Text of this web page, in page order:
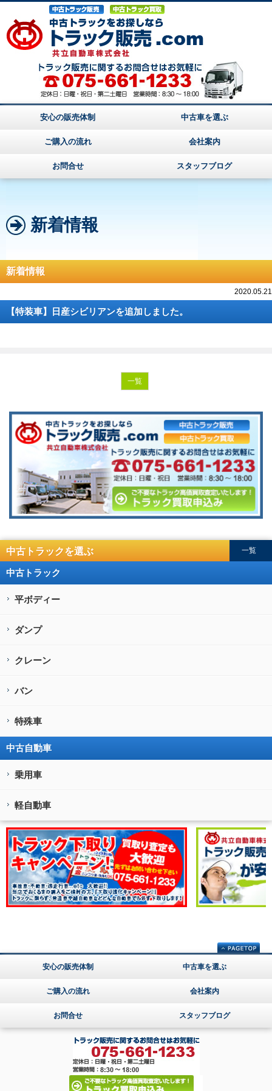
安心の販売体制 中古車を選ぶ
ご購入の流れ 会社案内
お問合せ スタッフブログ
新着情報
新着情報
2020.05.21
【特装車】日産シビリアンを追加しました。
一覧
中古トラックを選ぶ 一覧
中古トラック
平ボディー
ダンプ
クレーン
バン
特殊車
中古自動車
乗用車
軽自動車
安心の販売体制 中古車を選ぶ
ご購入の流れ 会社案内
お問合せ スタッフブログ